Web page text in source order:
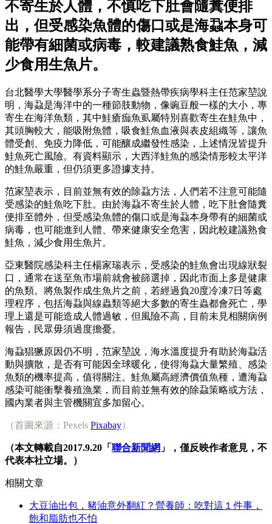
不寄生於人體，不慎吃下肚會隨糞便排
出，但受感染魚體的傷口或是海蝨本身可
能帶有細菌或病毒，較建議熟食鮭魚，減
少食用生魚片。
台北醫學大學醫學系分子寄生蟲暨熱帶疾病學科主任范家堃說
明，海蝨是海洋中的一種節肢動物，像豌豆般一樣的大小，專
寄生在海洋魚類，其中鮭瘡痂魚虱屬特別喜歡寄生在鮭魚中，
其頭胸較大，能吸附魚體，吸食鮭魚血液與表皮組織等，讓魚
體受創、免疫力降低，可能釀成繼發性感染，上述情況皆提升
鮭魚死亡風險。有資料顯示，大西洋鮭魚的感染情形較太平洋
的鮭魚嚴重，但仍須更多證據支持。
范家堃表示，目前並無有效的除蝨方法，人們若不注意可能隨
受感染的鮭魚吃下肚。由於海蝨不寄生於人體，吃下肚會隨糞
便排至體外，但受感染魚體的傷口或是海蝨本身帶有的細菌或
病毒，也可能進到人體、帶來健康安全危害，因此較建議熟食
鮭魚，減少食用生魚片。
亞東醫院感染科主任楊家瑞表示，受感染的鮭魚會出現線狀裂
口，通常在送至魚市場前就會被篩選掉，因此市面上多是健康
的魚類。將魚製作成生魚片之前，若經過負20度冷凍7日等處
理程序，包括海蝨與線蟲類等絕大多數的寄生蟲都會死亡，學
理上還是可能造成人體過敏，但風險不高，目前未見相關病例
報告，民眾毋須過度擔憂。
海蝨猖獗原因仍不明，范家堃說，海水溫度提升有助於海蝨活
動與擴散，是否有可能因全球暖化，使得海蝨大量繁殖、感染
魚類的機率提高，值得關注。鮭魚屬高經濟價值魚種，遭海蝨
感染可能衝擊養殖漁業，而目前並無有效的除蝨策略或方法，
國內業者與主管機關宜多加留心。
（首圖來源：Pexels Pixabay）
（本文轉載自2017.9.20「 聯合新聞網 」，僅反映作者意見，不
代表本社立場。）
相關文章
大豆油出包，豬油意外翻紅？營養師：吃對這１件事，
飽和脂肪也不怕